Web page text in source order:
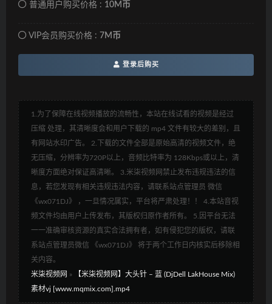
普通用户购买价格 : 10M币
VIP会员购买价格 : 7M币
登录后购买
1.为了保障在线视频播放的流畅性，本站在线试看的视频是经过
压缩 处理，其清晰度会和用户下载的 mp4 文件有较大的差别，且
有网站水印广告。 2.下载的文件全部是原始高清的视频文件，绝
无压缩，分辨率为720P以上，音频比特率为 128Kbps或以上，清
晰度方面绝对保证高清晰。 3.米柒视频网禁止发布违规违法的信
息，若您发现有相关违规违法内容，请联系站点管理员 微信
《wx071DJ》 ，一旦情况属实，平台将严肃处理！！ 4.本站音视
频文件均由用户上传发布，其版权归原作者所有。 5.因平台无法
一一准确审核资源的真实合法拥有者，如有侵犯您的版权，请联
系站点管理员微信 《wx071DJ》 将于两个工作日内核实后移除相
关内容。
米柒视频网 »
【米柒视频网】大头针 – 蓝 (DjDell LakHouse Mix)
素材vj [www.mqmix.com].mp4